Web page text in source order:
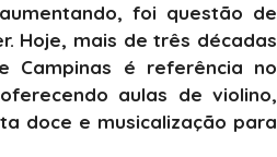
foi questão de
Hoje, mais de três décadas
Campinas é referência no
aulas de violino,
doce e musicalização para